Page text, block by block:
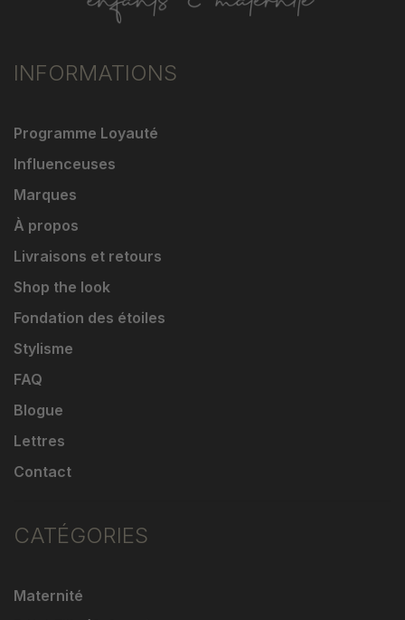
INFORMATIONS
Programme Loyauté
Influenceuses
Marques
À propos
Livraisons et retours
Shop the look
Fondation des étoiles
Stylisme
FAQ
Blogue
Lettres
Contact
CATÉGORIES
Maternité